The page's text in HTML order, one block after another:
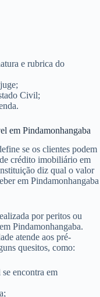
e rubrica do
Civil;
em Pindamonhangaba
se os clientes podem
crédito imobiliário em
diz qual o valor
em Pindamonhangaba
por peritos ou
Pindamonhangaba.
atende aos pré-
quesitos, como:
encontra em